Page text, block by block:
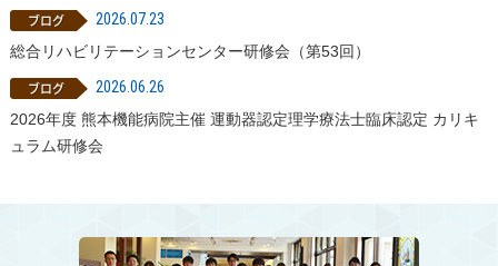
2026.07.23
総合リハビリテーションセンター研修会（第53回）
2026.06.26
2026年度 熊本機能病院主催 運動器認定理学療法士臨床認定 カリキ
ュラム研修会